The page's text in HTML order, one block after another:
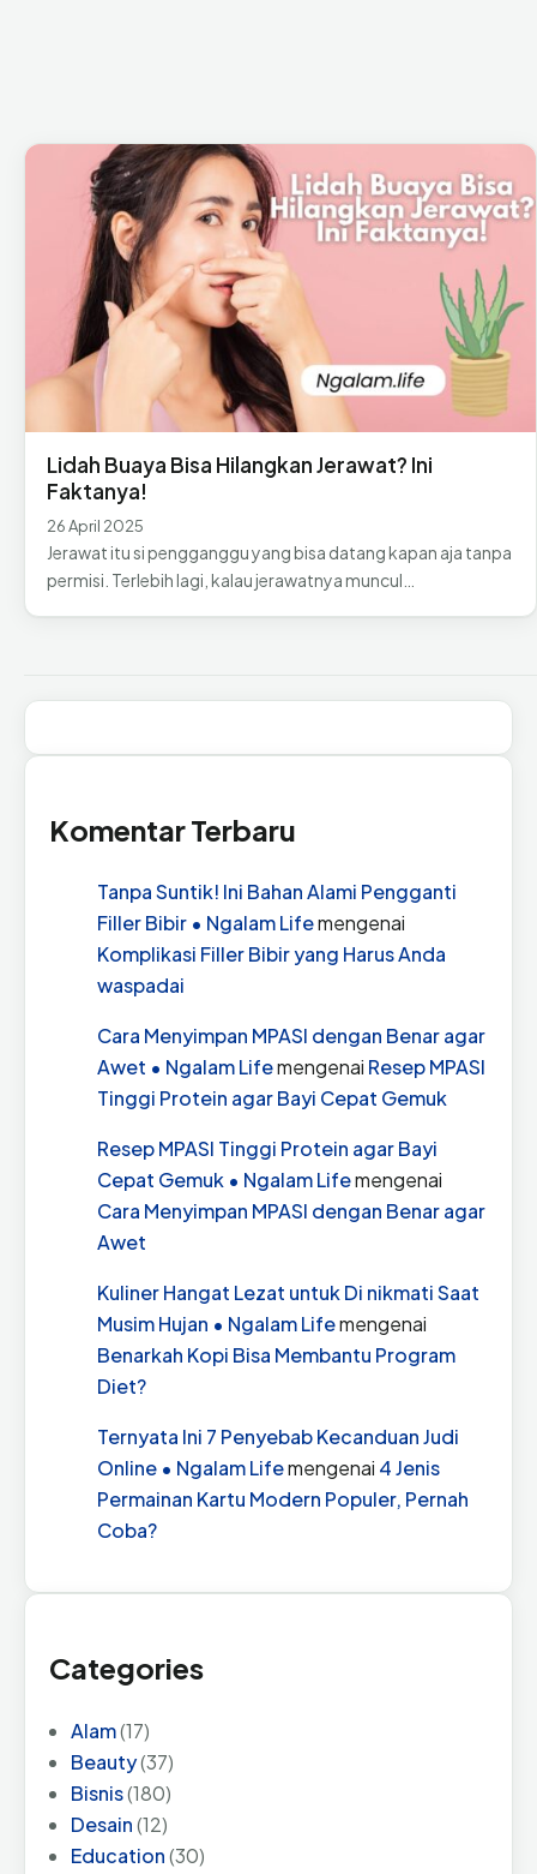
Lidah Buaya Bisa Hilangkan Jerawat? Ini
Faktanya!
26 April 2025
Jerawat itu si pengganggu yang bisa datang kapan aja tanpa
permisi. Terlebih lagi, kalau jerawatnya muncul…
Komentar Terbaru
Tanpa Suntik! Ini Bahan Alami Pengganti
Filler Bibir • Ngalam Lifemengenai
Komplikasi Filler Bibir yang Harus Anda
waspadai
Cara Menyimpan MPASI dengan Benar agar
Awet • Ngalam Lifemengenai Resep MPASI
Tinggi Protein agar Bayi Cepat Gemuk
Resep MPASI Tinggi Protein agar Bayi
Cepat Gemuk • Ngalam Lifemengenai
Cara Menyimpan MPASI dengan Benar agar
Awet
Kuliner Hangat Lezat untuk Di nikmati Saat
Musim Hujan • Ngalam Lifemengenai
Benarkah Kopi Bisa Membantu Program
Diet?
Ternyata Ini 7 Penyebab Kecanduan Judi
Online • Ngalam Lifemengenai 4 Jenis
Permainan Kartu Modern Populer, Pernah
Coba?
Categories
Alam(17)
Beauty(37)
Bisnis(180)
Desain(12)
Education(30)